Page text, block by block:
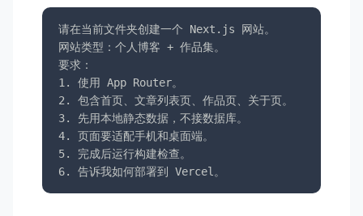
请在当前文件夹创建一个 Next.js 网站。
网站类型：个人博客 + 作品集。
要求：
1. 使用 App Router。
2. 包含首页、文章列表页、作品页、关于页。
3. 先用本地静态数据，不接数据库。
4. 页面要适配手机和桌面端。
5. 完成后运行构建检查。
6. 告诉我如何部署到 Vercel。